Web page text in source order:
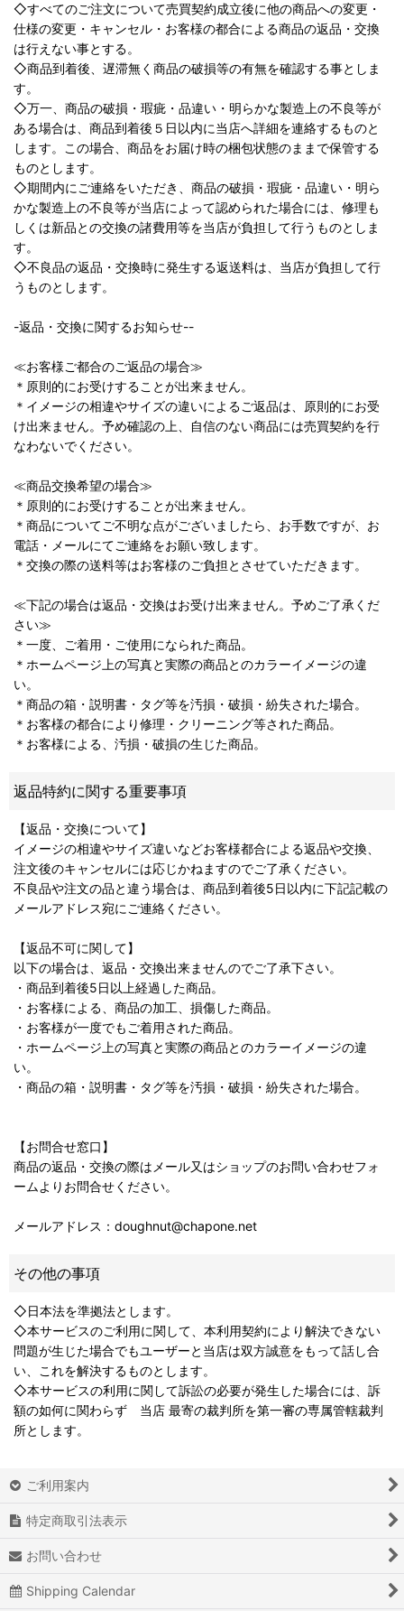
◇すべてのご注文について売買契約成立後に他の商品への変更・
仕様の変更・キャンセル・お客様の都合による商品の返品・交換
は行えない事とする。
◇商品到着後、遅滞無く商品の破損等の有無を確認する事としま
す。
◇万一、商品の破損・瑕疵・品違い・明らかな製造上の不良等が
ある場合は、商品到着後５日以内に当店へ詳細を連絡するものと
します。この場合、商品をお届け時の梱包状態のままで保管する
ものとします。
◇期間内にご連絡をいただき、商品の破損・瑕疵・品違い・明ら
かな製造上の不良等が当店によって認められた場合には、修理も
しくは新品との交換の諸費用等を当店が負担して行うものとしま
す。
◇不良品の返品・交換時に発生する返送料は、当店が負担して行
うものとします。
-返品・交換に関するお知らせ--
≪お客様ご都合のご返品の場合≫
＊原則的にお受けすることが出来ません。
＊イメージの相違やサイズの違いによるご返品は、原則的にお受
け出来ません。予め確認の上、自信のない商品には売買契約を行
なわないでください。
≪商品交換希望の場合≫
＊原則的にお受けすることが出来ません。
＊商品についてご不明な点がございましたら、お手数ですが、お
電話・メールにてご連絡をお願い致します。
＊交換の際の送料等はお客様のご負担とさせていただきます。
≪下記の場合は返品・交換はお受け出来ません。予めご了承くだ
さい≫
＊一度、ご着用・ご使用になられた商品。
＊ホームページ上の写真と実際の商品とのカラーイメージの違
い。
＊商品の箱・説明書・タグ等を汚損・破損・紛失された場合。
＊お客様の都合により修理・クリーニング等された商品。
＊お客様による、汚損・破損の生じた商品。
返品特約に関する重要事項
【返品・交換について】
イメージの相違やサイズ違いなどお客様都合による返品や交換、
注文後のキャンセルには応じかねますのでご了承ください。
不良品や注文の品と違う場合は、商品到着後5日以内に下記記載の
メールアドレス宛にご連絡ください。
【返品不可に関して】
以下の場合は、返品・交換出来ませんのでご了承下さい。
・商品到着後5日以上経過した商品。
・お客様による、商品の加工、損傷した商品。
・お客様が一度でもご着用された商品。
・ホームページ上の写真と実際の商品とのカラーイメージの違
い。
・商品の箱・説明書・タグ等を汚損・破損・紛失された場合。
【お問合せ窓口】
商品の返品・交換の際はメール又はショップのお問い合わせフォ
ームよりお問合せください。
メールアドレス：doughnut@chapone.net
その他の事項
◇日本法を準拠法とします。
◇本サービスのご利用に関して、本利用契約により解決できない
問題が生じた場合でもユーザーと当店は双方誠意をもって話し合
い、これを解決するものとします。
◇本サービスの利用に関して訴訟の必要が発生した場合には、訴
額の如何に関わらず 当店 最寄の裁判所を第一審の専属管轄裁判
所とします。
ご利用案内
特定商取引法表示
お問い合わせ
Shipping Calendar